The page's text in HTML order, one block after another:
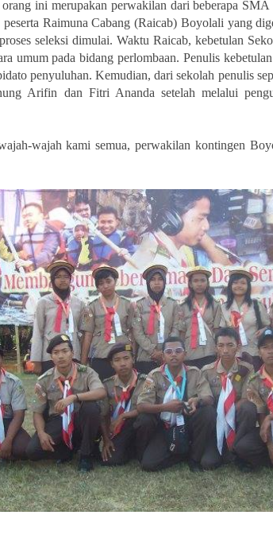
ini merupakan perwakilan dari beberapa
peserta Raimuna Cabang (Raicab) Boyolali yang
seleksi dimulai. Waktu Raicab, kebetulan
umum pada bidang perlombaan. Penulis
penyuluhan. Kemudian, dari sekolah penulis
Arifin dan Fitri Ananda setelah melalui
wajah kami semua, perwakilan kontingen